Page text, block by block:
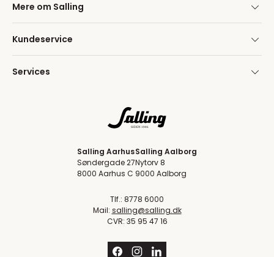
Mere om Salling
Kundeservice
Services
Salling Aarhus
Søndergade 27
8000 Aarhus C
Salling Aalborg
Nytorv 8
9000 Aalborg
Tlf.: 8778 6000
Mail: salling@salling.dk
CVR: 35 95 47 16